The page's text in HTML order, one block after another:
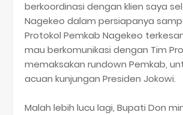
berkoordinasi dengan klien saya
Nagekeo dalam persiapanya
Protokol Pemkab Nagekeo
mau berkomunikasi dengan Tim
memaksakan rundown Pemkab,
acuan kunjungan Presiden Jokowi.
Malah lebih lucu lagi, Bupati Don